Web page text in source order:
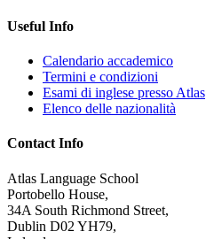
Useful Info
Calendario accademico
Termini e condizioni
Esami di inglese presso Atlas
Elenco delle nazionalità
Contact Info
Atlas Language School
Portobello House,
34A South Richmond Street,
Dublin D02 YH79,